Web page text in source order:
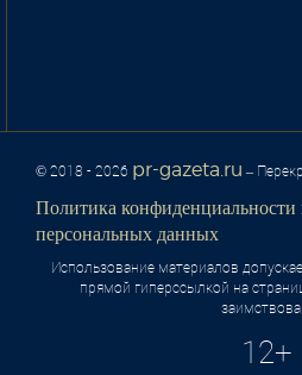
© 2018 - 2026 pr-gazeta.ru –
Политика конфиденциальности
персональных данных
Использование материалов
прямой гиперссылкой на
12+